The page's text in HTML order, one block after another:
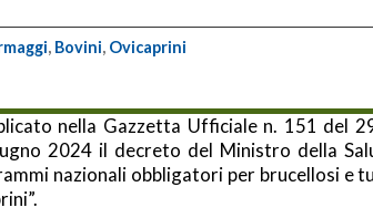
, Bovini, Ovicaprini
nella Gazzetta Ufficiale n. 151 del
2024 il decreto del Ministro della
nazionali obbligatori per brucellosi e